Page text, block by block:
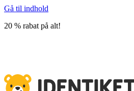
Gå til indhold
20 % rabat på alt!